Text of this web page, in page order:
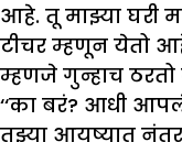
आहे. तू माझ्या घरी
टीचर म्हणून येतो
म्हणजे गुन्हाच ठरतो
‘‘का बरं? आधी
तुझ्या आयुष्यात